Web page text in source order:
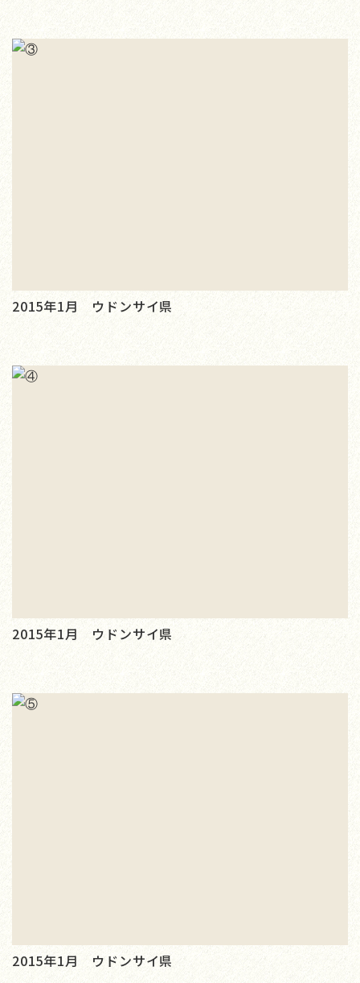
2015年1月 ウドンサイ県
2015年1月 ウドンサイ県
2015年1月 ウドンサイ県